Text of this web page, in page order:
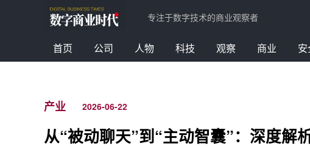
专注于数字技术的商业观察者
首页 公司 人物 科技 观察 商业
产业 2026-06-22
从“被动聊天”到“主动智囊”：深度解